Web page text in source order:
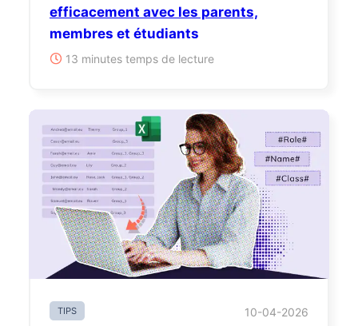
efficacement avec les parents,
membres et étudiants
13 minutes temps de lecture
TIPS 10-04-2026